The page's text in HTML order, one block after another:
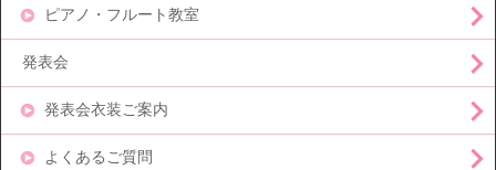
ピアノ・フルート教室
発表会
発表会衣装ご案内
よくあるご質問